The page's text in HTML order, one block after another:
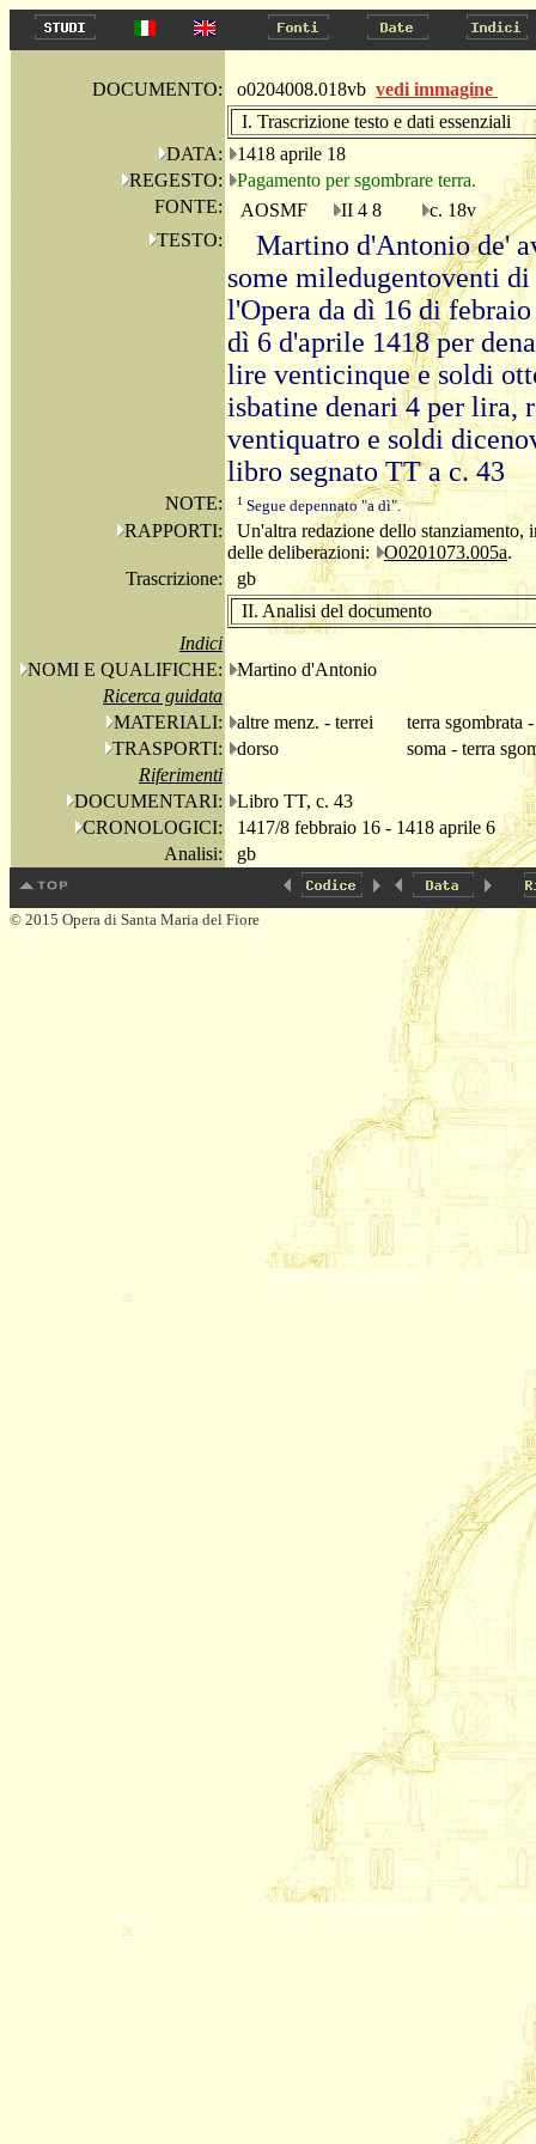
DOCUMENTO: o0204008.018vb vedi immagine
I. Trascrizione testo e dati essenziali
DATA:
1418 aprile 18
REGESTO:
Pagamento per sgombrare terra.
FONTE:
AOSMF II 4 8
c. 18v
TESTO:
Martino d'Antonio de'
some miledugentoventi di
l'Opera da dì 16 di
dì 6 d'aprile 1418 per
lire venticinque e soldi
isbatine denari 4 per lira,
ventiquatro e soldi
libro segnato TT a c. 43
NOTE: 1 Segue depennato "a dì".
RAPPORTI:
Un'altra redazione dello
delle deliberazioni:
O0201073.005a.
Trascrizione:
gb
II. Analisi del documento
Indici
NOMI E QUALIFICHE:
Martino d'Antonio
Ricerca guidata
MATERIALI:
altre menz. - terrei
terra sgombrata
TRASPORTI:
dorso
soma - terra
Riferimenti
DOCUMENTARI:
Libro TT, c. 43
CRONOLOGICI:
1417/8 febbraio 16 - 1418 aprile 6
Analisi:
gb
© 2015 Opera di Santa Maria del Fiore